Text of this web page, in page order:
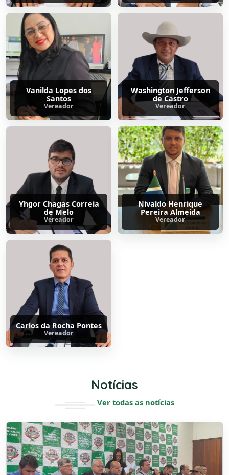
Vanilda Lopes dos
Santos
Vereador
Washington Jefferson
de Castro
Vereador
Yhgor Chagas Correia
de Melo
Vereador
Nivaldo Henrique
Pereira Almeida
Vereador
Carlos da Rocha Pontes
Vereador
Notícias
Ver todas as notícias